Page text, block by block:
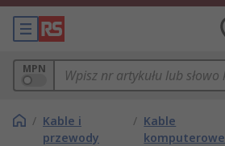
MPN
/ Kable i
przewody
/ Kable
komputerowe